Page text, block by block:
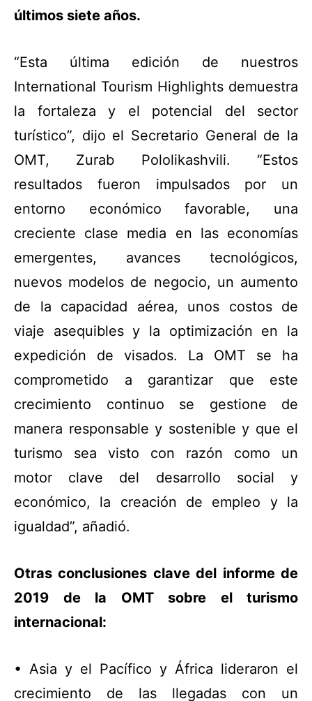
últimos siete años.
“Esta última edición de nuestros
International Tourism Highlights demuestra
la fortaleza y el potencial del sector
turístico”, dijo el Secretario General de la
OMT, Zurab Pololikashvili. “Estos
resultados fueron impulsados por un
entorno económico favorable, una
creciente clase media en las economías
emergentes, avances tecnológicos,
nuevos modelos de negocio, un aumento
de la capacidad aérea, unos costos de
viaje asequibles y la optimización en la
expedición de visados. La OMT se ha
comprometido a garantizar que este
crecimiento continuo se gestione de
manera responsable y sostenible y que el
turismo sea visto con razón como un
motor clave del desarrollo social y
económico, la creación de empleo y la
igualdad”, añadió.
Otras conclusiones clave del informe de
2019 de la OMT sobre el turismo
internacional:
• Asia y el Pacífico y África lideraron el
crecimiento de las llegadas con un